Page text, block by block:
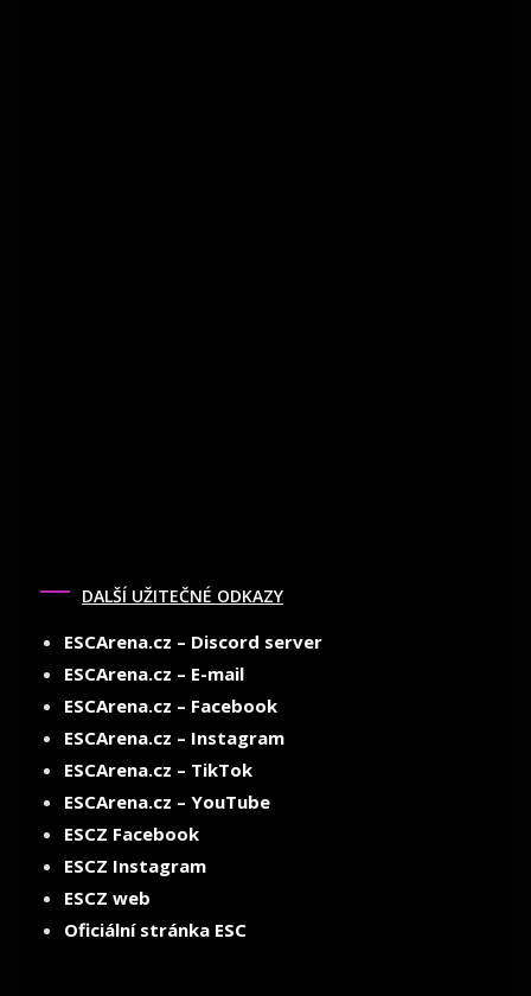
DALŠÍ UŽITEČNÉ ODKAZY
ESCArena.cz – Discord server
ESCArena.cz – E-mail
ESCArena.cz – Facebook
ESCArena.cz – Instagram
ESCArena.cz – TikTok
ESCArena.cz – YouTube
ESCZ Facebook
ESCZ Instagram
ESCZ web
Oficiální stránka ESC